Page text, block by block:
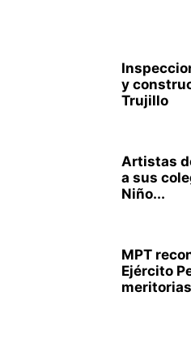
y
Trujillo
Artistas
a sus
Niño...
MPT
Ejército
meritorias